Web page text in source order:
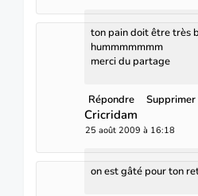
ton pain doit être très
hummmmmmm
merci du partage
Répondre Supprimer
Cricridam
25 août 2009 à 16:18
on est gâté pour ton